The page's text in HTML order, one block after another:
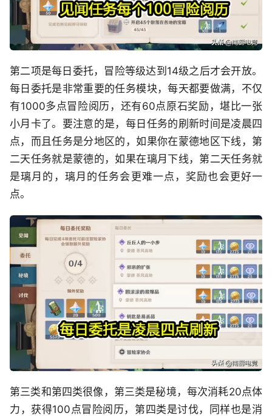
第二项是每日委托，冒险等级达到14级之后才会开放。
每日委托是非常重要的任务模块，每天都要做满，不仅
有1000多点冒险阅历，还有60点原石奖励，堪比一张
小月卡了。要注意的是，每日任务的刷新时间是凌晨四
点，而且任务是分地区的，如果你在蒙德地区下线，第
二天任务就是蒙德的，如果在璃月下线，第二天任务就
是璃月的，璃月的任务会更难一点，奖励也会更好一
点。
第三类和第四类很像，第三类是秘境，每次消耗20点体
力，获得100点冒险阅历，第四类是讨伐，同样也是消